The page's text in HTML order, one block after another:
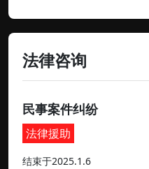
法律咨询
民事案件纠纷
法律援助
结束于2025.1.6